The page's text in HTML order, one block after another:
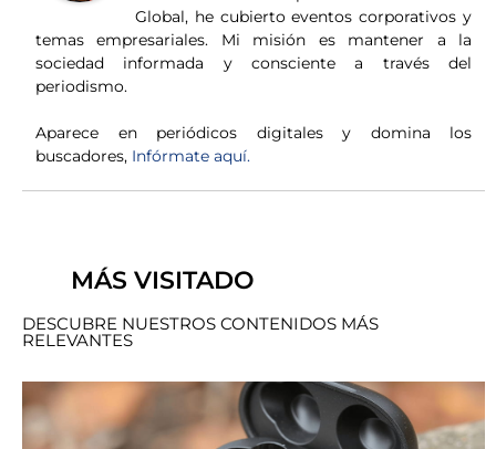
Global, he cubierto eventos corporativos y
temas empresariales. Mi misión es mantener a la
sociedad informada y consciente a través del
periodismo.
Aparece en periódicos digitales y domina los
buscadores, Infórmate aquí.
MÁS VISITADO
DESCUBRE NUESTROS CONTENIDOS MÁS
RELEVANTES